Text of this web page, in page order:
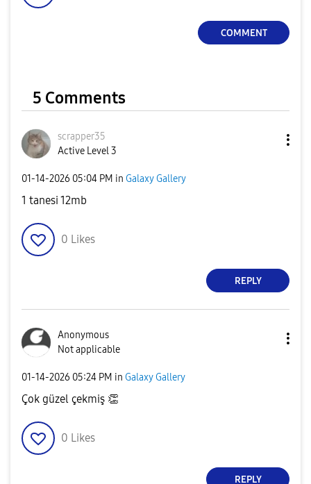
COMMENT
5 Comments
scrapper35
Active Level 3
‎01-14-2026 05:04 PM in Galaxy Gallery
1 tanesi 12mb
0 Likes
REPLY
Anonymous
Not applicable
‎01-14-2026 05:24 PM in Galaxy Gallery
Çok güzel çekmiş 👏
0 Likes
REPLY